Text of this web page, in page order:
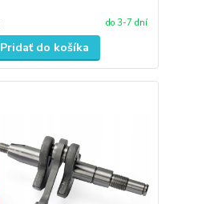
do 3-7 dní
Pridať do košíka